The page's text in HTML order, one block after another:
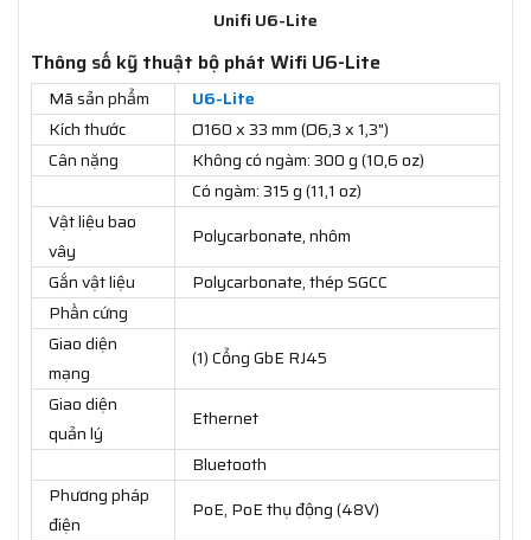
Unifi U6-Lite
Thông số kỹ thuật bộ phát Wifi U6-Lite
Mã sản phẩm
U6-Lite
Kích thước
Ø160 x 33 mm (Ø6,3 x 1,3")
Cân nặng
Không có ngàm: 300 g (10,6 oz)
Có ngàm: 315 g (11,1 oz)
Vật liệu bao
vây
Polycarbonate, nhôm
Gắn vật liệu
Polycarbonate, thép SGCC
Phần cứng
Giao diện
mạng
(1) Cổng GbE RJ45
Giao diện
quản lý
Ethernet
Bluetooth
Phương pháp
điện
PoE, PoE thụ động (48V)